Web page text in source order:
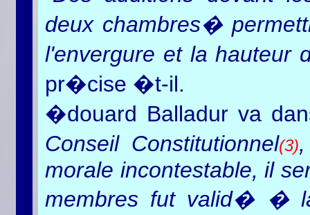
deux chambres�
l'envergure et la hauteur
pr�cise �t-il.
�douard Balladur va
Conseil Constitutionnel(3)
morale incontestable, il
membres fut valid� �